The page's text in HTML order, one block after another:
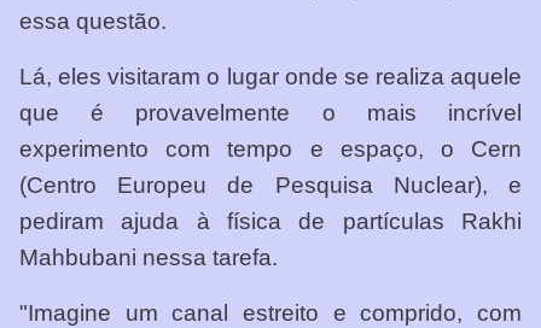
essa questão.
Lá, eles visitaram o lugar onde se realiza aquele
que é provavelmente o mais incrível
experimento com tempo e espaço, o Cern
(Centro Europeu de Pesquisa Nuclear), e
pediram ajuda à física de partículas Rakhi
Mahbubani nessa tarefa.
"Imagine um canal estreito e comprido, com